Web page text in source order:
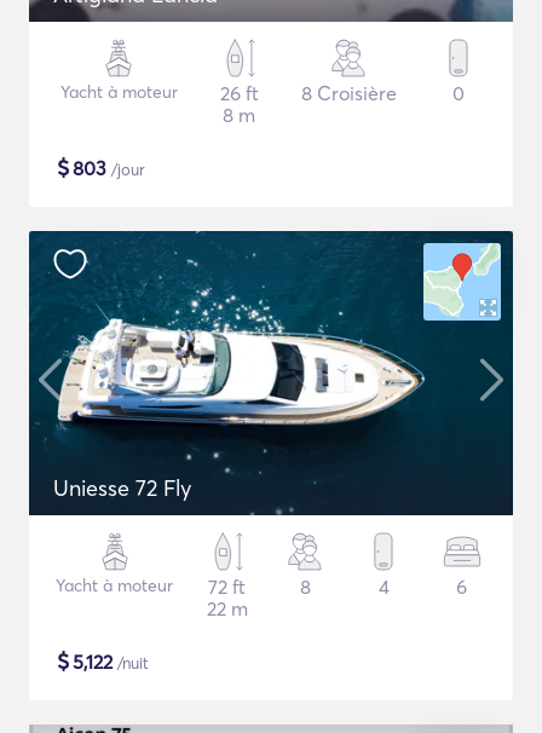
Yacht à moteur
26 ft
8 m
8 Croisière 0
$803 /jour
Uniesse 72 Fly
Yacht à moteur
72 ft
22 m
8 4 6
$5,122/nuit